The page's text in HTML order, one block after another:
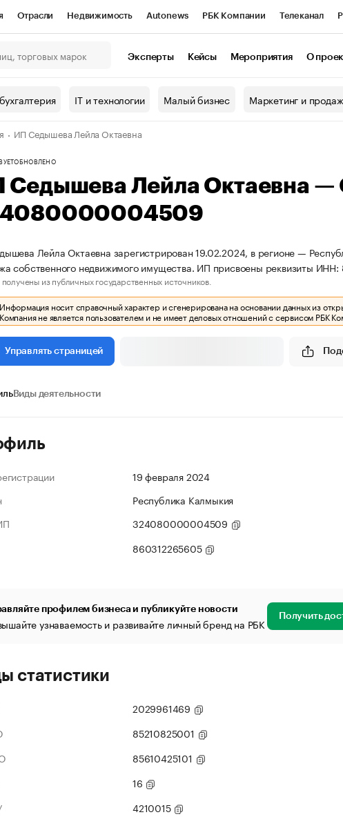
Отрасли Недвижимость Autonews РБК Компании Телеканал
Проверка контрагентов
валюты
Эксперты Кейсы Мероприятия О
IT и технологии Малый бизнес Маркетинг и
ИП Седышева Лейла Октаевна
ОБНОВЛЕНО
Седышева Лейла Октаевна
Лейла Октаевна зарегистрирован 19.02.2024, в регионе —
собственного недвижимого имущества. ИП присвоены реквизиты
из публичных государственных источников.
Информация носит справочный характер и сгенерирована на основании данных из
Компания не является пользователем и не имеет деловых отношений с сервисом РБК
Управлять страницей
Виды деятельности
19 февраля 2024
Республика Калмыкия
324080000004509
860312265605
профилем бизнеса и публикуйте новости
узнаваемость и развивайте личный бренд на РБК Получить
статистики
2029961469
85210825001
85610425101
16
4210015